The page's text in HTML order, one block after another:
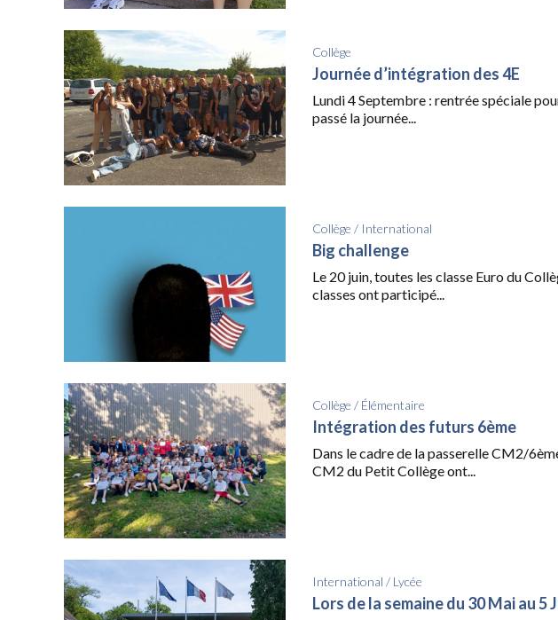
Collège
Journée d’intégration des 4E
Lundi 4 Septembre : rentrée spéciale
passé la journée...
Collège / International
Big challenge
Le 20 juin, toutes les classe Euro du
classes ont participé...
Collège / Élémentaire
Intégration des futurs 6ème
Dans le cadre de la passerelle CM2/
CM2 du Petit Collège ont...
International / Lycée
Lors de la semaine du 30 Mai au 5